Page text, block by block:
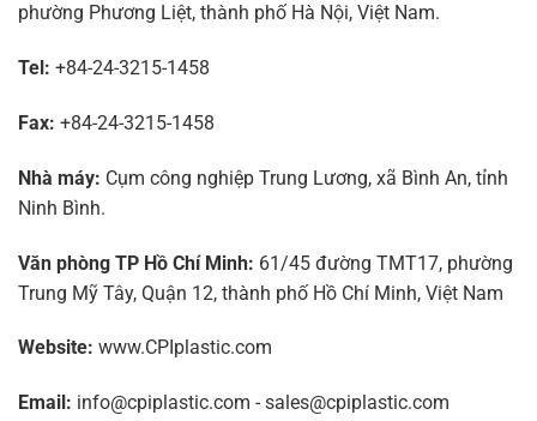
phường Phương Liệt, thành phố Hà Nội, Việt Nam.
Tel: +84-24-3215-1458
Fax: +84-24-3215-1458
Nhà máy: Cụm công nghiệp Trung Lương, xã Bình An, tỉnh
Ninh Bình.
Văn phòng TP Hồ Chí Minh: 61/45 đường TMT17, phường
Trung Mỹ Tây, Quận 12, thành phố Hồ Chí Minh, Việt Nam
Website: www.CPIplastic.com
Email: info@cpiplastic.com - sales@cpiplastic.com